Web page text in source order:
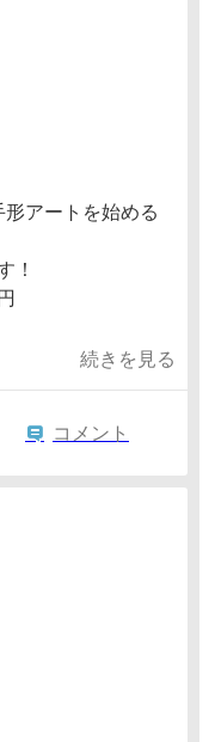
アートを始める
！
続きを見る
コメント